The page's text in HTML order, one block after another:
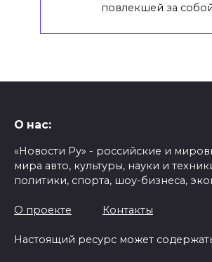
повлекшей за
О нас:
«Новости Ру» - российские и
мира авто, культуры, науки и
политики, спорта, шоу-бизнеса,
О проекте Контакты
Настоящий ресурс может